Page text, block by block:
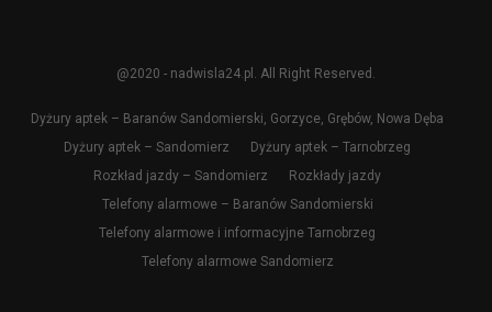
@2020 - nadwisla24.pl. All Right Reserved.
Dyżury aptek – Baranów Sandomierski, Gorzyce, Grębów, Nowa Dęba
Dyżury aptek – Sandomierz
Dyżury aptek – Tarnobrzeg
Rozkład jazdy – Sandomierz
Rozkłady jazdy
Telefony alarmowe – Baranów Sandomierski
Telefony alarmowe i informacyjne Tarnobrzeg
Telefony alarmowe Sandomierz